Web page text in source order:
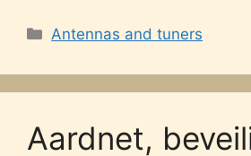
Categories
Antennas and tuners
Aardnet,